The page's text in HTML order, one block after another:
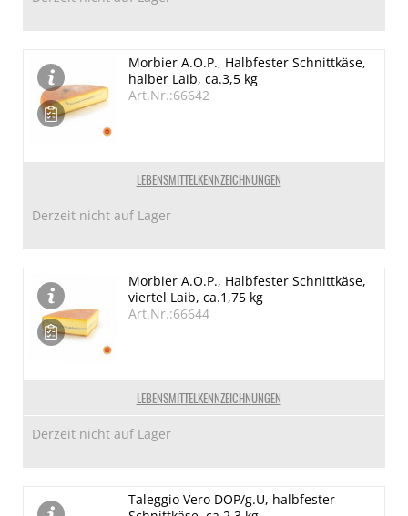
LEBENSMITTELKENNZEICHNUNGEN
Morbier A.O.P., Halbfester Schnittkäse,
halber Laib, ca.3,5 kg
Art.Nr.:66642
Derzeit nicht auf Lager
LEBENSMITTELKENNZEICHNUNGEN
Morbier A.O.P., Halbfester Schnittkäse,
viertel Laib, ca.1,75 kg
Art.Nr.:66644
Derzeit nicht auf Lager
Taleggio Vero DOP/g.U, halbfester